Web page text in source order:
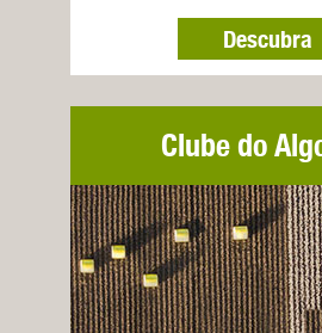
Descubra
Clube do